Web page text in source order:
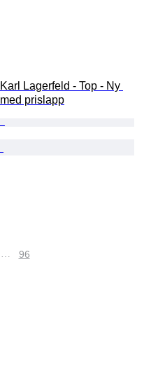
Karl Lagerfeld - Top - Ny
med prislapp
… 96